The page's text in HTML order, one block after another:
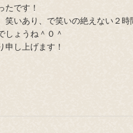
たです！
いあり、で笑いの絶えない２時
しょうね＾０＾
し上げます！